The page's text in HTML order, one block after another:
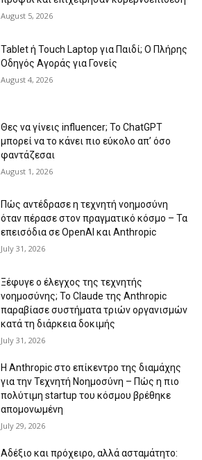
August 5, 2026
Tablet ή Touch Laptop για Παιδί; Ο Πλήρης
Οδηγός Αγοράς για Γονείς
August 4, 2026
Θες να γίνεις influencer; Το ChatGPT
μπορεί να το κάνει πιο εύκολο απ’ όσο
φαντάζεσαι
August 1, 2026
Πώς αντέδρασε η τεχνητή νοημοσύνη
όταν πέρασε στον πραγματικό κόσμο – Τα
επεισόδια σε OpenAI και Anthropic
July 31, 2026
Ξέφυγε ο έλεγχος της τεχνητής
νοημοσύνης; Το Claude της Anthropic
παραβίασε συστήματα τριών οργανισμών
κατά τη διάρκεια δοκιμής
July 31, 2026
Η Anthropic στο επίκεντρο της διαμάχης
για την Τεχνητή Νοημοσύνη – Πώς η πιο
πολύτιμη startup του κόσμου βρέθηκε
απομονωμένη
July 29, 2026
Αδέξιο και πρόχειρο, αλλά ασταμάτητο: